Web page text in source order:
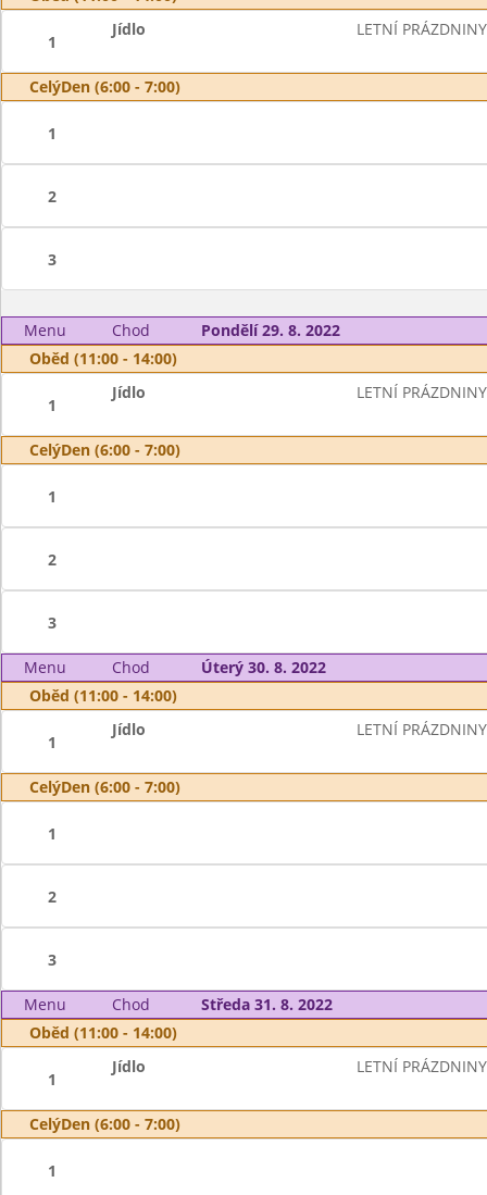
1
Jídlo LETNÍ PRÁZDNINY
CelýDen (6:00 - 7:00)
1
2
3
Menu Chod
Pondělí 29. 8. 2022
Oběd (11:00 - 14:00)
1
Jídlo LETNÍ PRÁZDNINY
CelýDen (6:00 - 7:00)
1
2
3
Menu Chod
Úterý 30. 8. 2022
Oběd (11:00 - 14:00)
1
Jídlo LETNÍ PRÁZDNINY
CelýDen (6:00 - 7:00)
1
2
3
Menu Chod
Středa 31. 8. 2022
Oběd (11:00 - 14:00)
1
Jídlo LETNÍ PRÁZDNINY
CelýDen (6:00 - 7:00)
1